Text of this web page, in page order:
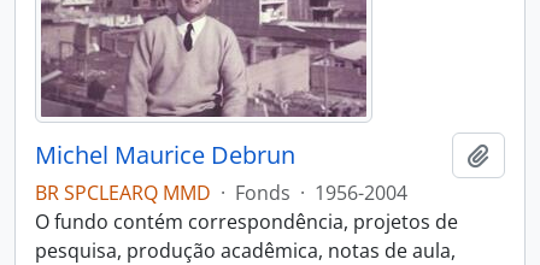
Michel Maurice Debrun
BR SPCLEARQ MMD · Fonds · 1956-2004
O fundo contém correspondência, projetos de
pesquisa, produção acadêmica, notas de aula,